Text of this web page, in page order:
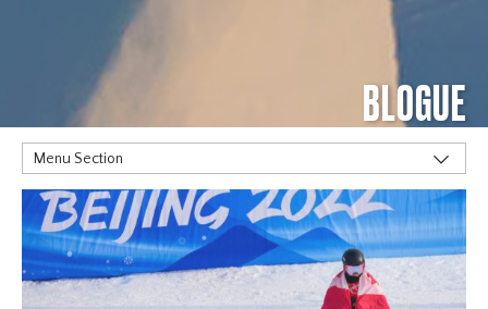
BLOGUE
Menu Section
MOTS CLÉS
Alpine
Big Air
Flat Planet